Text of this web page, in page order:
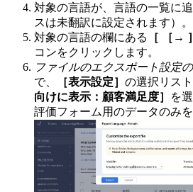
対象の言語が、言語の一覧に
スは未翻訳に設定されます）。
対象の言語の欄にある
［ ［→ ］
コンをクリックします。
ファイルのエクスポート設定
で、
［表示設定］ の選択リス
向けに表示：顧客満足度］
を
評価フォーム用のデータのみ